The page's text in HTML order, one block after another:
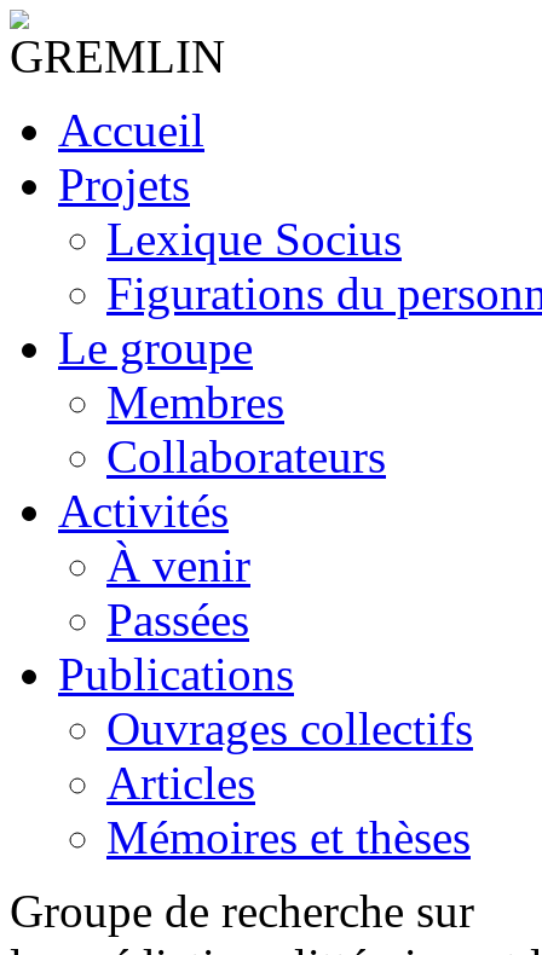
Accueil
Projets
Lexique Socius
Figurations du
Le groupe
Membres
Collaborateurs
Activités
À venir
Passées
Publications
Ouvrages collectifs
Articles
Mémoires et thèses
Groupe de recherche sur